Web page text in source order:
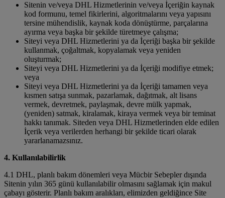
Sitenin ve/veya DHL Hizmetlerinin ve/veya İçeriğin kaynak
kod formunu, temel fikirlerini, algoritmalarını veya yapısını
tersine mühendislik, kaynak koda dönüştürme, parçalarına
ayırma veya başka bir şekilde türetmeye çalışma;
Siteyi veya DHL Hizmetlerini ya da İçeriği başka bir şekilde
kullanmak, çoğaltmak, kopyalamak veya yeniden
oluşturmak;
Siteyi veya DHL Hizmetlerini ya da İçeriği modifiye etmek;
veya
Siteyi veya DHL Hizmetlerini ya da İçeriği tamamen veya
kısmen satışa sunmak, pazarlamak, dağıtmak, alt lisans
vermek, devretmek, paylaşmak, devre mülk yapmak,
(yeniden) satmak, kiralamak, kiraya vermek veya bir teminat
hakkı tanımak. Siteden veya DHL Hizmetlerinden elde edilen
İçerik veya verilerden herhangi bir şekilde ticari olarak
yararlanamazsınız.
4. Kullanılabilirlik
4.1 DHL, planlı bakım dönemleri veya Mücbir Sebepler dışında
Sitenin yılın 365 günü kullanılabilir olmasını sağlamak için makul
çabayı gösterir. Planlı bakım aralıkları, elimizden geldiğince Site